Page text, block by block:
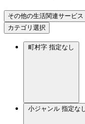
その他の生活関連サービス
カテゴリ選択
町村字 指定なし
小ジャンル 指定な